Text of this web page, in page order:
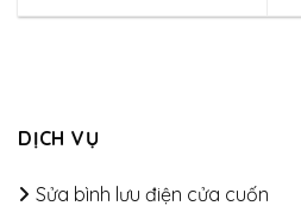
DỊCH VỤ
Sửa bình lưu điện cửa cuốn